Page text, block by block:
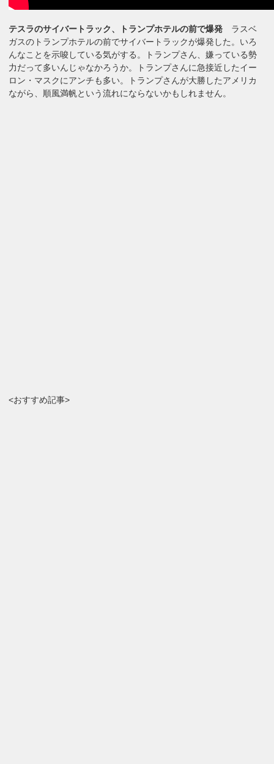
テスラのサイバートラック、トランプホテルの前で爆発 ラスベ
ガスのトランプホテルの前でサイバートラックが爆発した。いろ
んなことを示唆している気がする。トランプさん、嫌っている勢
力だって多いんじゃなかろうか。トランプさんに急接近したイー
ロン・マスクにアンチも多い。トランプさんが大勝したアメリカ
ながら、順風満帆という流れにならないかもしれません。
<おすすめ記事>